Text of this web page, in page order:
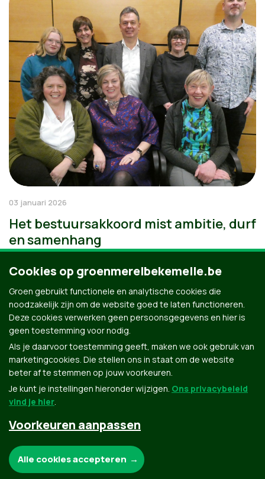
03 januari 2026
Het bestuursakkoord mist ambitie, durf
en samenhang
Groen.be
Contact Privacybeleid
Cookies op groenmerelbekemelle.be
Groen gebruikt functionele en analytische cookies die
noodzakelijk zijn om de website goed te laten functioneren.
Deze cookies verwerken geen persoonsgegevens en hier is
geen toestemming voor nodig.
Als je daarvoor toestemming geeft, maken we ook gebruik van
marketingcookies. Die stellen ons in staat om de website
beter af te stemmen op jouw voorkeuren.
Je kunt je instellingen hieronder wijzigen. Ons privacybeleid
vind je hier.
Voorkeuren aanpassen
Alle cookies accepteren